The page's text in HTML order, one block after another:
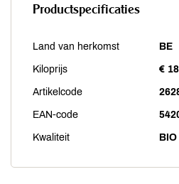
Productspecificaties
Land van herkomst BE
Kiloprijs €
Artikelcode
EAN-code
Kwaliteit BIO